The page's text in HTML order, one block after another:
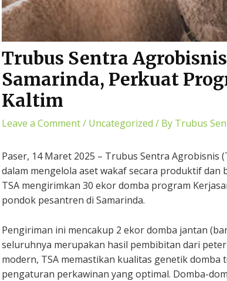
Trubus Sentra
Samarinda, Perkuat
Kaltim
Leave a Comment/ Uncategorized / By Trubus
Paser, 14 Maret 2025 – Trubus Sentra Agrobisnis
dalam mengelola aset wakaf secara produktif dan
TSA mengirimkan 30 ekor domba program
pondok pesantren di Samarinda.
Pengiriman ini mencakup 2 ekor domba jantan
seluruhnya merupakan hasil pembibitan dari
modern, TSA memastikan kualitas genetik
pengaturan perkawinan yang optimal. Domba-